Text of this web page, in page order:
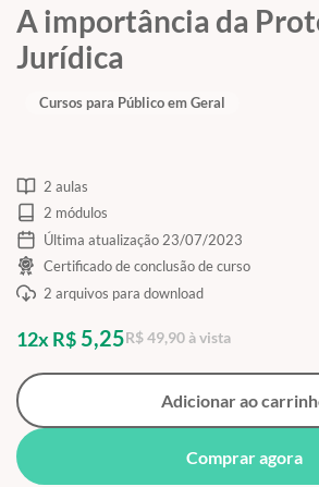
A importância da
Jurídica
Cursos para Público em Geral
2 aulas
2 módulos
Última atualização 23/07/2023
Certificado de conclusão de curso
2 arquivos para download
12x R$ 5,25R$ 49,90 à vista
Adicionar ao
Comprar agora